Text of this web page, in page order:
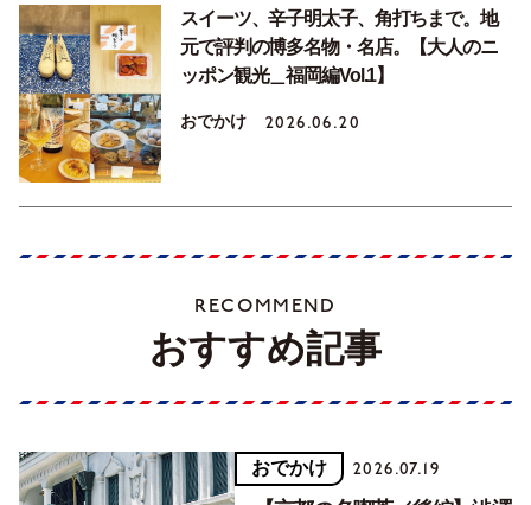
スイーツ、辛子明太子、角打ちまで。地
元で評判の博多名物・名店。【大人のニ
ッポン観光＿福岡編Vol.1】
おでかけ 2026.06.20
RECOMMEND
おすすめ記事
おでかけ 2026.07.19